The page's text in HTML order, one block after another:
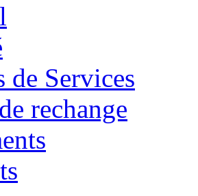
de Services
rechange